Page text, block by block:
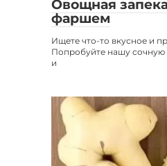
Овощная
фаршем
Ищете что-то вкусное и
Попробуйте нашу сочную
и